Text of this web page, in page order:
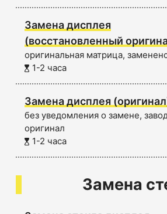
Замена дисплея
(восстановленный
оригинальная матрица,
1-2 часа
Замена дисплея
без уведомления о замене,
оригинал
1-2 часа
Замена